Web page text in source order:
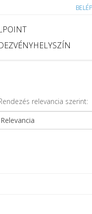
relevancia szerint: